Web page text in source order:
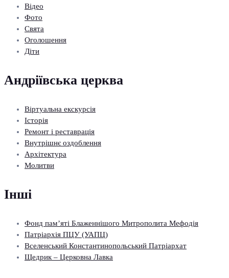
Відео
Фото
Свята
Оголошення
Діти
Андріївська церква
Віртуальна екскурсія
Історія
Ремонт і реставрація
Внутрішнє оздоблення
Архітектура
Молитви
Інші
Фонд пам’яті Блаженнішого Митрополита Мефодія
Патріархія ПЦУ (УАПЦ)
Вселенський Константинопольський Патріархат
Щедрик – Церковна Лавка